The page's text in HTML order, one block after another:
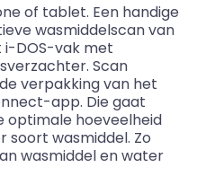
of tablet. Een handige
wasmiddelscan van
i-DOS-vak met
Scan
verpakking van het
app. Die gaat
optimale hoeveelheid
soort wasmiddel. Zo
wasmiddel en water